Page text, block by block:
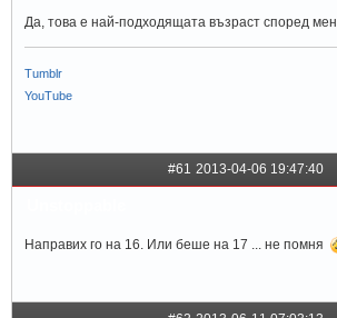
Да, това е най-подходящата възраст според мен.
Tumblr
YouTube
#61 2013-04-06 19:47:40
Направих го на 16. Или беше на 17 ... не помня